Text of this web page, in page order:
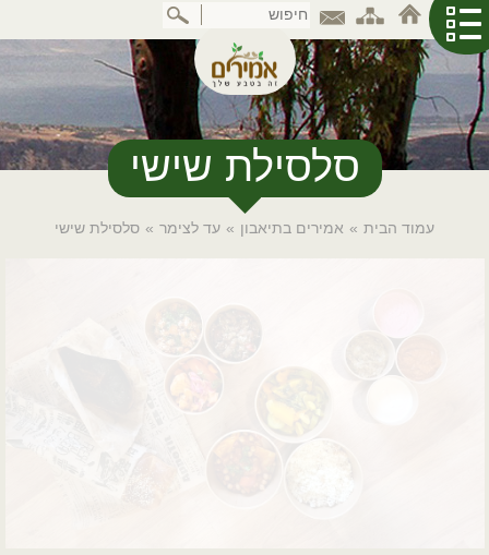
לתוכן
המרכזי
סלסילת שישי
עמוד הבית » אמירים בתיאבון » עד לצימר » סלסילת שישי